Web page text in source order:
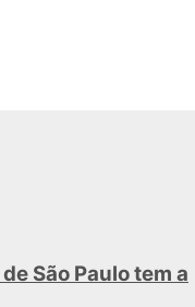
São Paulo tem a